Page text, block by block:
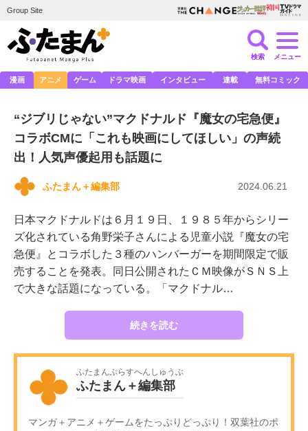
Group Site
検索 メニュー
漫画 アニメ ゲーム ドラマ映画 インタビュー 連載 無料コミック
“ジブリじゃない”マクドナルド『魔女の宅急便』
コラボCMに「これも映画にしてほしい」の声続
出！人気声優起用も話題に
ふたまん＋編集部 2024.06.21
日本マクドナルドは６月１９日、１９８５年からシリー
ズ化されている角野栄子さんによる児童小説『魔女の宅
急便』とコラボした３種のハンバーガーを期間限定で販
売することを発表。同日公開されたＣＭ映像がＳＮＳ上
で大きな話題になっている。「マクドナル…
続きを読む
ふたまんぷらすへんしゅうぶ
ふたまん＋編集部
マンガ＋アニメ＋ゲームをたっぷりどっぷり！双葉社のポ